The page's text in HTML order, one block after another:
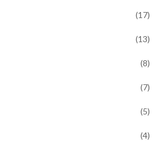
(17)
(13)
(8)
(7)
(5)
(4)